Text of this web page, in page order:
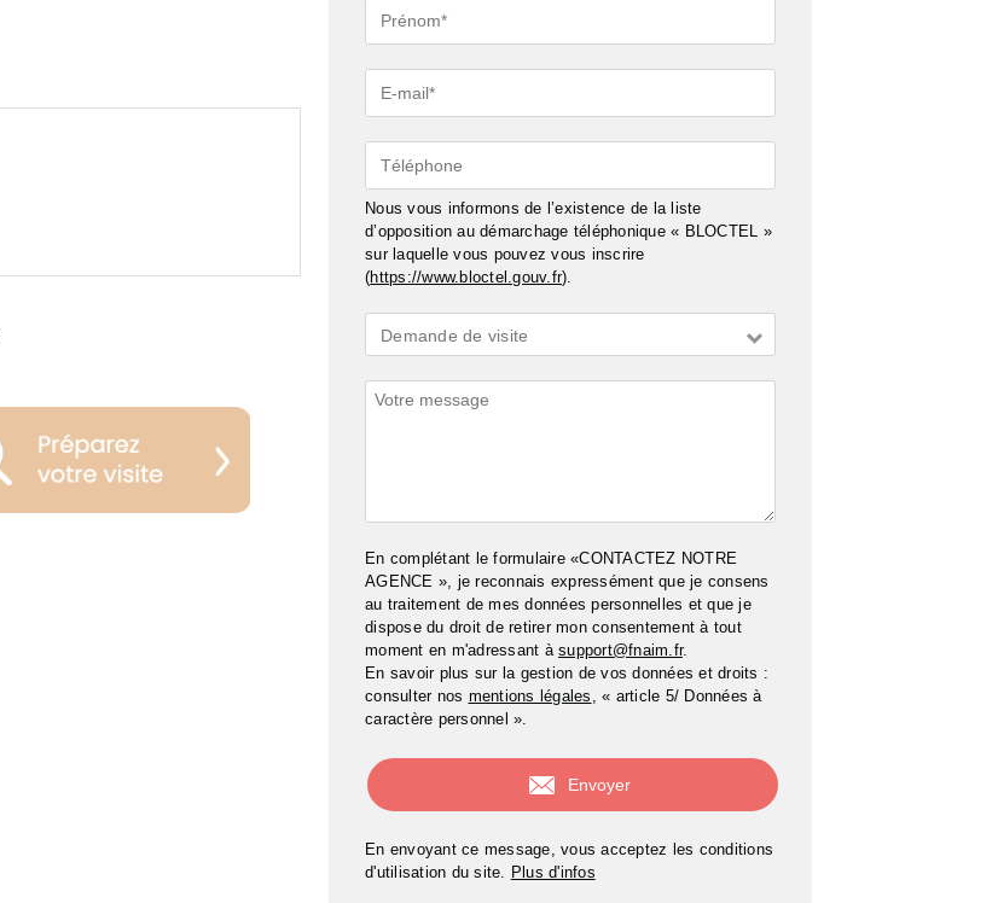
Prénom*
E-
mail*
Téléphone
Nous vous informons de l’existence de la liste
d’opposition au démarchage téléphonique « BLOCTEL »
sur laquelle vous pouvez vous inscrire
(https://www.bloctel.gouv.fr).
Demande
*
Demande de visite
Commentaires
En complétant le formulaire «CONTACTEZ NOTRE
AGENCE », je reconnais expressément que je consens
au traitement de mes données personnelles et que je
dispose du droit de retirer mon consentement à tout
moment en m'adressant à support@fnaim.fr.
En savoir plus sur la gestion de vos données et droits :
consulter nos mentions légales , « article 5/ Données à
caractère personnel ».
En envoyant ce message, vous acceptez les conditions
d'utilisation du site. Plus d'infos